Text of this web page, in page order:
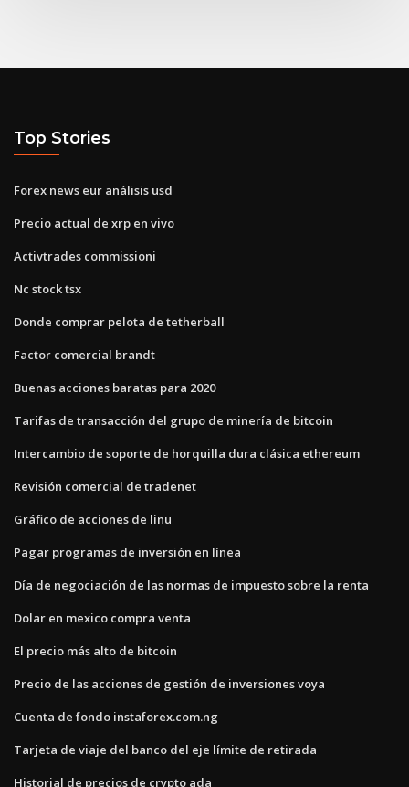
Top Stories
Forex news eur análisis usd
Precio actual de xrp en vivo
Activtrades commissioni
Nc stock tsx
Donde comprar pelota de tetherball
Factor comercial brandt
Buenas acciones baratas para 2020
Tarifas de transacción del grupo de minería de bitcoin
Intercambio de soporte de horquilla dura clásica ethereum
Revisión comercial de tradenet
Gráfico de acciones de linu
Pagar programas de inversión en línea
Día de negociación de las normas de impuesto sobre la renta
Dolar en mexico compra venta
El precio más alto de bitcoin
Precio de las acciones de gestión de inversiones voya
Cuenta de fondo instaforex.com.ng
Tarjeta de viaje del banco del eje límite de retirada
Historial de precios de crypto ada